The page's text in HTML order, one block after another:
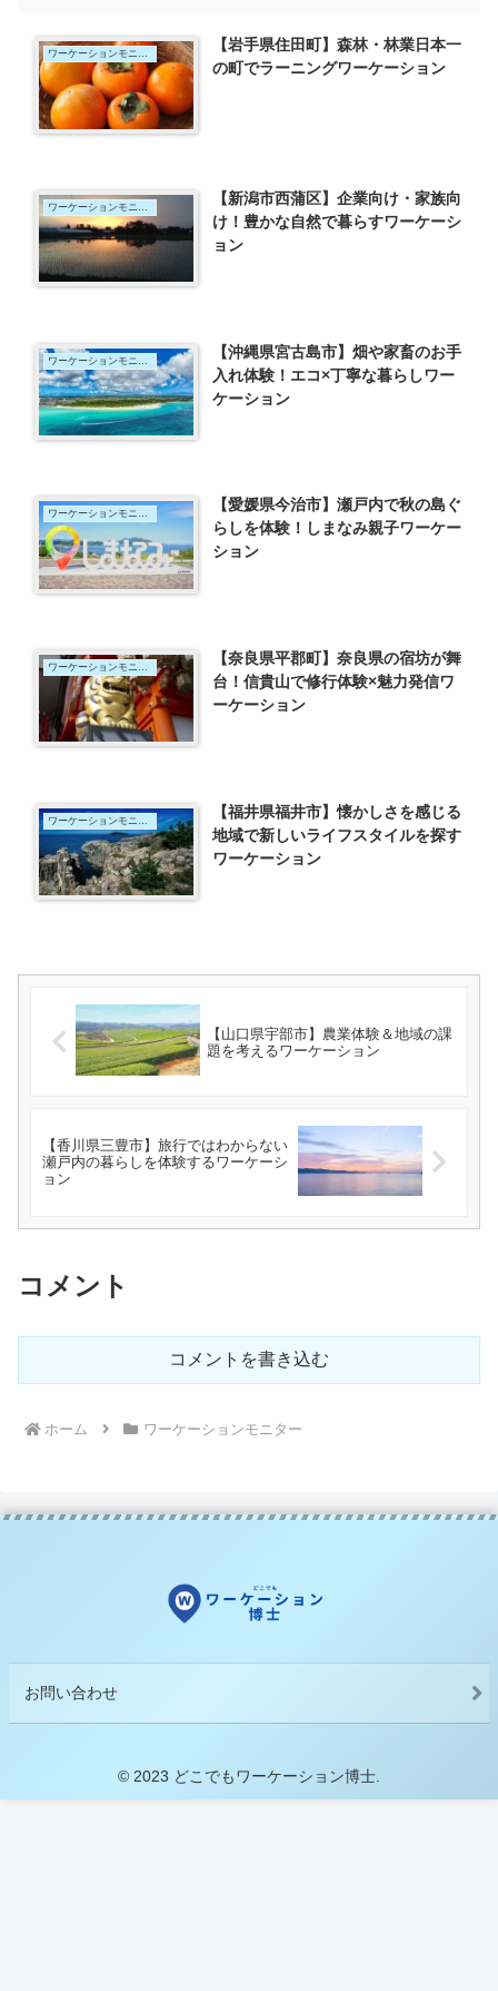
ワーケーションモニター
【岩手県住田町】森林・林業日本一
の町でラーニングワーケーション
ワーケーションモニター
【新潟市西蒲区】企業向け・家族向
け！豊かな自然で暮らすワーケーシ
ョン
【沖縄県宮古島市】畑や家畜のお手
入れ体験！エコ×丁寧な暮らしワー
ケーション
ワーケーションモニター
【愛媛県今治市】瀬戸内で秋の島ぐ
らしを体験！しまなみ親子ワーケー
ション
【奈良県平郡町】奈良県の宿坊が舞
台！信貴山で修行体験×魅力発信ワ
ーケーション
【福井県福井市】懐かしさを感じる
地域で新しいライフスタイルを探す
ワーケーション
【山口県宇部市】農業体験＆地域の課
題を考えるワーケーション
【香川県三豊市】旅行ではわからない
瀬戸内の暮らしを体験するワーケーシ
ョン
コメント
コメントを書き込む
ホーム ワーケーションモニター
お問い合わせ
© 2023 どこでもワーケーション博士.